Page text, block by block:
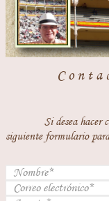
Si desea hacer
siguiente formulario